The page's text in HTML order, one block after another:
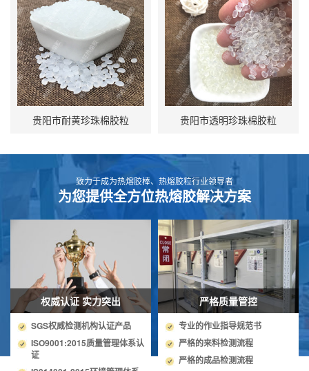
贵阳市耐黄珍珠棉胶粒 贵阳市透明珍珠棉胶粒
致力于成为热熔胶棒、热熔胶粒行业领导者
为您提供全方位热熔胶解决方案
权威认证 实力突出
SGS权威检测机构认证产品
ISO9001:2015质量管理体系认
证
严格质量管控
专业的作业指导规范书
严格的来料检测流程
严格的成品检测流程